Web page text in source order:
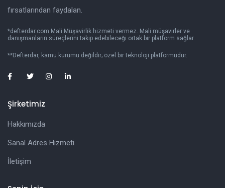
fırsatlarından faydalan.
*defterdar.com Mali Müşavirlik hizmeti vermez. Mali müşavirler ve
danışmanların süreçlerini takip edebileceği ortak bir platform sağlar.
**Defterdar, kamu kurumu değildir; özel bir teknoloji platformudur.
Şirketimiz
Hakkımızda
Sanal Adres Hizmeti
İletişim